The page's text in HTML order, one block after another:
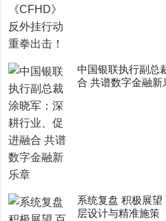
中国银联执行副总
合 共谱数字金融新
系统复盘 积极展
层设计与精准施策